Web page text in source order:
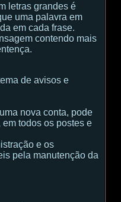
letras grandes é
uma palavra em
em cada frase.
contendo mais
de avisos e
nova conta, pode
todos os postes e
e os
​​pela manutenção da